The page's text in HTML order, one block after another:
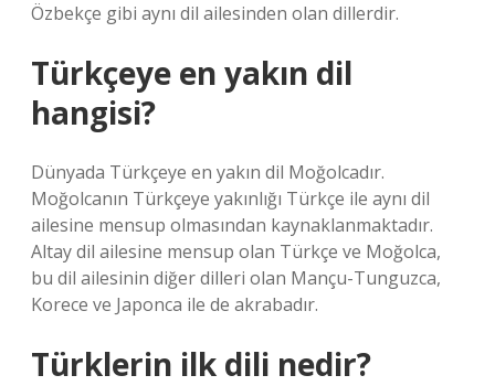
Özbekçe gibi aynı dil ailesinden olan dillerdir.
Türkçeye en yakın dil
hangisi?
Dünyada Türkçeye en yakın dil Moğolcadır.
Moğolcanın Türkçeye yakınlığı Türkçe ile aynı dil
ailesine mensup olmasından kaynaklanmaktadır.
Altay dil ailesine mensup olan Türkçe ve Moğolca,
bu dil ailesinin diğer dilleri olan Mançu-Tunguzca,
Korece ve Japonca ile de akrabadır.
Türklerin ilk dili nedir?